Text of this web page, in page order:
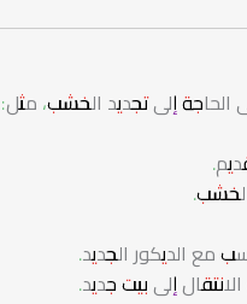
الحاجة إلى تجديد الخشب، مثل:
مع الديكور الجديد.
إلى بيت جديد.